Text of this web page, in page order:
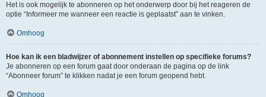
Het is ook mogelijk te abonneren op het onderwerp door bij het reageren de
optie “Informeer me wanneer een reactie is geplaatst” aan te vinken.
Omhoog
Hoe kan ik een bladwijzer of abonnement instellen op specifieke forums?
Je abonneren op een forum gaat door onderaan de pagina op de link
“Abonneer forum” te klikken nadat je een forum geopend hebt.
Omhoog